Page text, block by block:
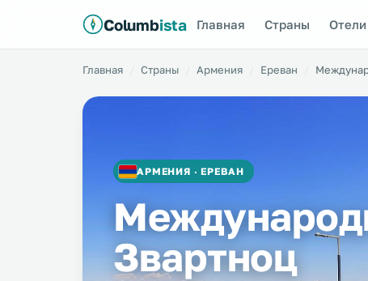
Columbista Главная Страны Отели
Главная Страны Армения Ереван
АРМЕНИЯ · ЕРЕВАН
Звартноц